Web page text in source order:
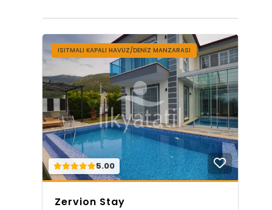
ISITMALI KAPALI HAVUZ/DENİZ MANZARASI
5.00
Zervion Stay